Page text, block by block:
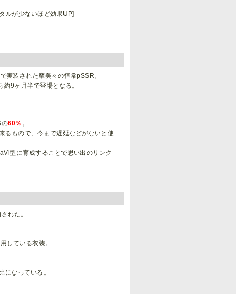
ルが少ないほど効果UP]
装された摩美々の恒常pSSR。
9ヶ月半で登場となる。
の60％ 。
るもので、今まで遅延などがないと使
型に育成することで思い出のリンク
れた。
している衣装。
なっている。